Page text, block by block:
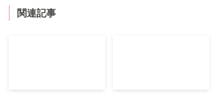
関連記事